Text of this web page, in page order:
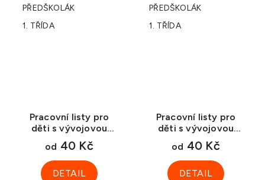
PŘEDŠKOLÁK
1. TŘÍDA
Pracovní listy pro
děti s vývojovou
dysfázií I
od 40 Kč
DETAIL
PŘEDŠKOLÁK
1. TŘÍDA
Pracovní listy pro
děti s vývojovou
dysfázií II
od 40 Kč
DETAIL